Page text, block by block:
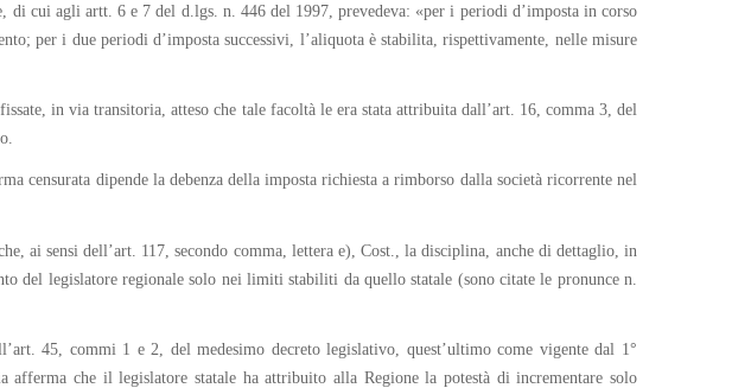
cui agli artt. 6 e 7 del d.lgs. n. 446 del 1997, prevedeva: «per i periodi d’imposta in corso
per i due periodi d’imposta successivi, l’aliquota è stabilita, rispettivamente, nelle misure
in via transitoria, atteso che tale facoltà le era stata attribuita dall’art. 16, comma 3, del
censurata dipende la debenza della imposta richiesta a rimborso dalla società ricorrente nel
ai sensi dell’art. 117, secondo comma, lettera e), Cost., la disciplina, anche di dettaglio, in
del legislatore regionale solo nei limiti stabiliti da quello statale (sono citate le pronunce n.
45, commi 1 e 2, del medesimo decreto legislativo, quest’ultimo come vigente dal 1°
che il legislatore statale ha attribuito alla Regione la potestà di incrementare solo